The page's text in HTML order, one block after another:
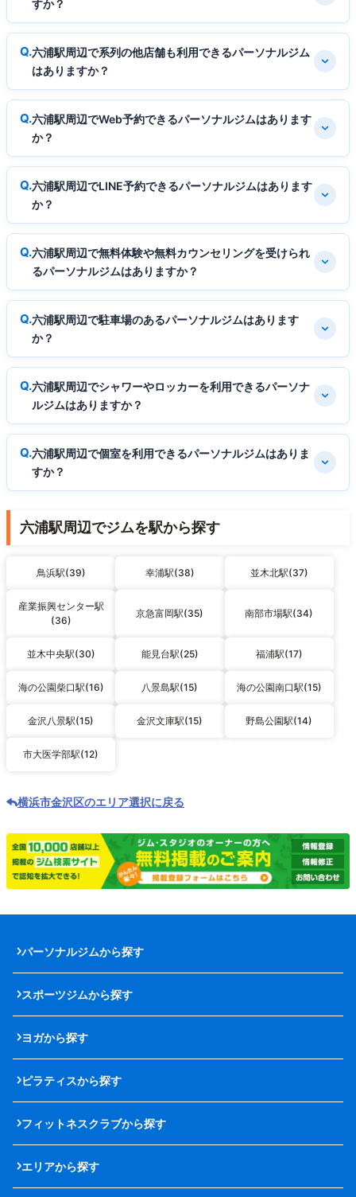
すか？
六浦駅周辺で系列の他店舗も利用できるパーソナルジム
はありますか？
六浦駅周辺でWeb予約できるパーソナルジムはあります
か？
六浦駅周辺でLINE予約できるパーソナルジムはあります
か？
六浦駅周辺で無料体験や無料カウンセリングを受けられ
るパーソナルジムはありますか？
六浦駅周辺で駐車場のあるパーソナルジムはあります
か？
六浦駅周辺でシャワーやロッカーを利用できるパーソナ
ルジムはありますか？
六浦駅周辺で個室を利用できるパーソナルジムはありま
すか？
六浦駅周辺でジムを駅から探す
鳥浜駅(39) 幸浦駅(38) 並木北駅(37)
産業振興センター駅
(36)
京急富岡駅(35) 南部市場駅(34)
並木中央駅(30) 能見台駅(25) 福浦駅(17)
海の公園柴口駅(16) 八景島駅(15) 海の公園南口駅(15)
金沢八景駅(15) 金沢文庫駅(15) 野島公園駅(14)
市大医学部駅(12)
横浜市金沢区のエリア選択に戻る
パーソナルジムから探す
スポーツジムから探す
ヨガから探す
ピラティスから探す
フィットネスクラブから探す
エリアから探す